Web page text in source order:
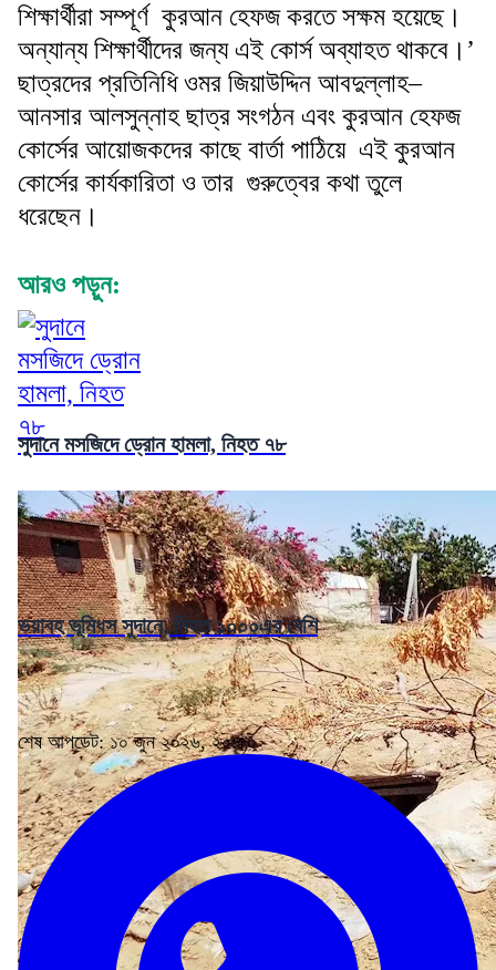
শিক্ষার্থীরা সম্পূর্ণ কুরআন হেফজ করতে সক্ষম হয়েছে।
অন্যান্য শিক্ষার্থীদের জন্য এই কোর্স অব্যাহত থাকবে।’
ছাত্রদের প্রতিনিধি ওমর জিয়াউদ্দিন আবদুল্লাহ–
আনসার আলসুন্নাহ ছাত্র সংগঠন এবং কুরআন হেফজ
কোর্সের আয়োজকদের কাছে বার্তা পাঠিয়ে এই কুরআন
কোর্সের কার্যকারিতা ও তার গুরুত্বের কথা তুলে
ধরেছেন।
আরও পড়ুন:
সুদানে মসজিদে ড্রোন হামলা, নিহত ৭৮
ভয়াবহ ভূমিধস সুদানে, নিহত ১০০০এর বেশি
শেষ আপডেট: ১০ জুন ২০২৬, ২০:৫০